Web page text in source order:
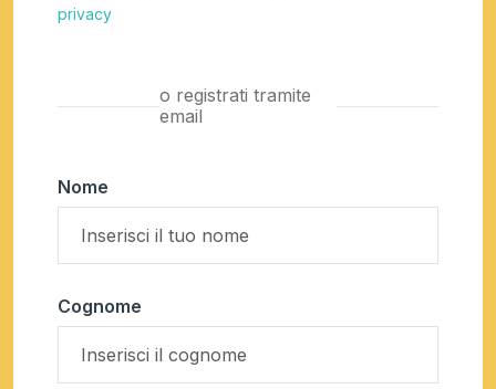
privacy
o registrati tramite
email
Nome
Cognome